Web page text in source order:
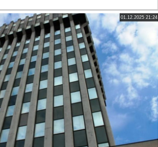
01.12.2025 21:24